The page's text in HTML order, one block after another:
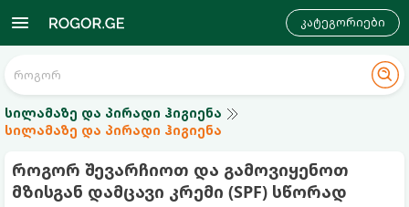
კატეგორიები
სილამაზე და პირადი ჰიგიენა
სილამაზე და პირადი ჰიგიენა
როგორ შევარჩიოთ და გამოვიყენოთ
მზისგან დამცავი კრემი (SPF) სწორად